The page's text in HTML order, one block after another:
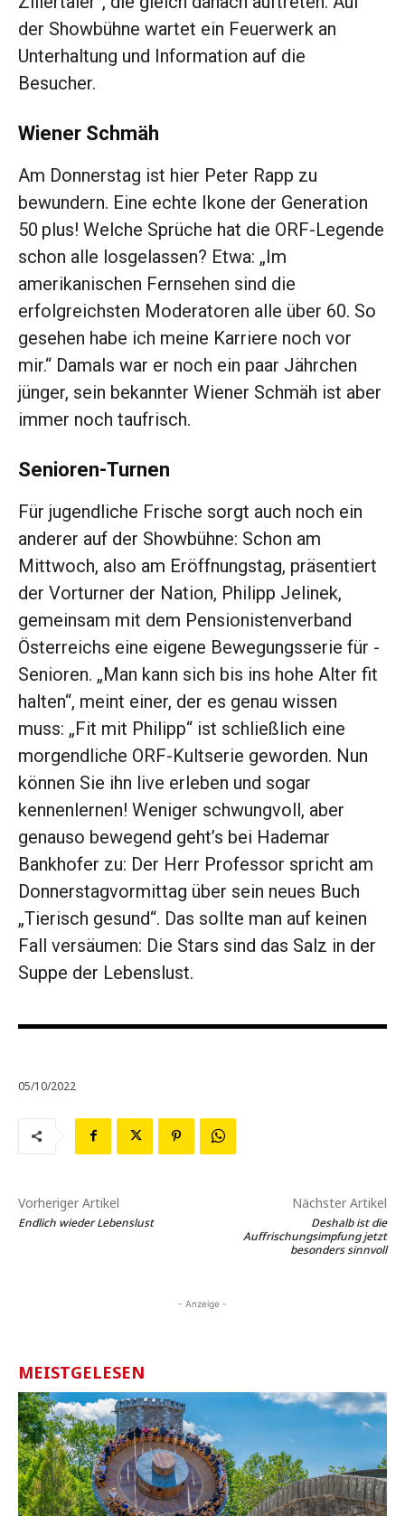
der Showbühne wartet ein Feuerwerk an
Unterhaltung und Information auf die
Besucher.
Wiener Schmäh
Am Donnerstag ist hier Peter Rapp zu
bewundern. Eine echte Ikone der Generation
50 plus! Welche Sprüche hat die ORF-Legende
schon alle losgelassen? Etwa: „Im
amerikanischen Fernsehen sind die
erfolgreichsten Moderatoren alle über 60. So
gesehen habe ich meine Karriere noch vor
mir.“ Damals war er noch ein paar Jährchen
jünger, sein bekannter Wiener Schmäh ist aber
immer noch taufrisch.
Senioren-Turnen
Für jugendliche Frische sorgt auch noch ein
anderer auf der Showbühne: Schon am
Mittwoch, also am Eröffnungstag, präsentiert
der Vorturner der Nation, Philipp Jelinek,
gemeinsam mit dem Pensionistenverband
Österreichs eine ­eigene Bewegungsserie für ­
Senioren. „Man kann sich bis ins hohe Alter fit
halten“, meint einer, der es genau wissen
muss: „Fit mit Philipp“ ist schließlich eine
morgendliche ORF-Kult­serie geworden. Nun
können Sie ihn live erleben und sogar
kennenlernen! Weniger schwung­voll, aber
genauso ­bewegend geht’s bei Hademar
Bankhofer zu: ­Der Herr Professor spricht am
Donnerstagvormittag über sein neues Buch
„Tierisch gesund“. Das sollte man auf keinen
Fall versäumen: Die Stars sind ­das Salz in der
Suppe der ­Lebenslust.
05/10/2022
Vorheriger Artikel
Endlich wieder Lebenslust
Nächster Artikel
Deshalb ist die
Auffrischungsimpfung jetzt
besonders sinnvoll
- Anzeige -
MEISTGELESEN